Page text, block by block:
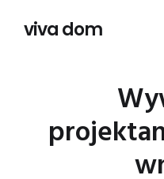
viva dom